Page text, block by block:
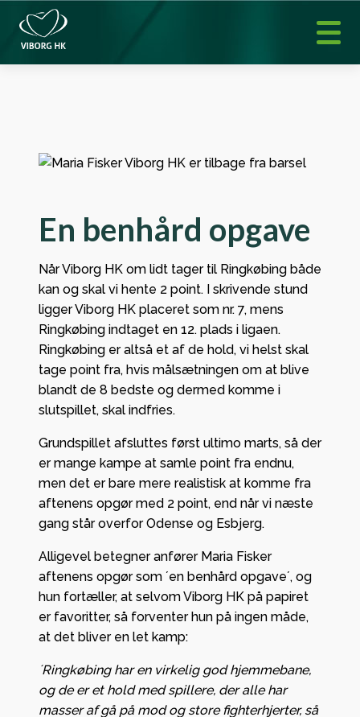
En benhård opgave
Når Viborg HK om lidt tager til Ringkøbing både
kan og skal vi hente 2 point. I skrivende stund
ligger Viborg HK placeret som nr. 7, mens
Ringkøbing indtaget en 12. plads i ligaen.
Ringkøbing er altså et af de hold, vi helst skal
tage point fra, hvis målsætningen om at blive
blandt de 8 bedste og dermed komme i
slutspillet, skal indfries.
Grundspillet afsluttes først ultimo marts, så der
er mange kampe at samle point fra endnu,
men det er bare mere realistisk at komme fra
aftenens opgør med 2 point, end når vi næste
gang står overfor Odense og Esbjerg.
Alligevel betegner anfører Maria Fisker
aftenens opgør som ´en benhård opgave´, og
hun fortæller, at selvom Viborg HK på papiret
er favoritter, så forventer hun på ingen måde,
at det bliver en let kamp:
´Ringkøbing har en virkelig god hjemmebane,
og de er et hold med spillere, der alle har
masser af gå på mod og store fighterhjerter, så